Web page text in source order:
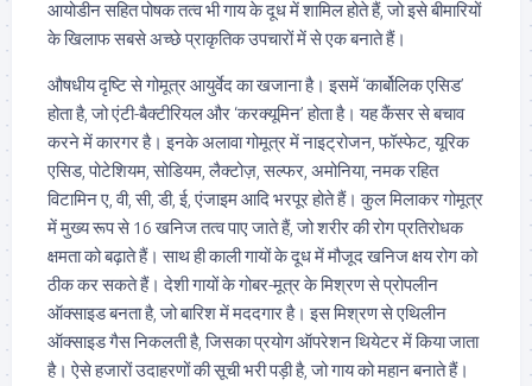
आयोडीन सहित पोषक तत्व भी गाय के दूध में शामिल होते हैं, जो इसे बीमारियों
के खिलाफ सबसे अच्छे प्राकृतिक उपचारों में से एक बनाते हैं।
औषधीय दृष्टि से गोमूत्र आयुर्वेद का खजाना है। इसमें ‘कार्बोलिक एसिड’
होता है, जो एंटी-बैक्टीरियल और ‘करक्यूमिन’ होता है। यह कैंसर से बचाव
करने में कारगर है। इनके अलावा गोमूत्र में नाइट्रोजन, फॉस्फेट, यूरिक
एसिड, पोटेशियम, सोडियम, लैक्टोज़, सल्फर, अमोनिया, नमक रहित
विटामिन ए, वी, सी, डी, ई, एंजाइम आदि भरपूर होते हैं। कुल मिलाकर गोमूत्र
में मुख्य रूप से 16 खनिज तत्व पाए जाते हैं, जो शरीर की रोग प्रतिरोधक
क्षमता को बढ़ाते हैं। साथ ही काली गायों के दूध में मौजूद खनिज क्षय रोग को
ठीक कर सकते हैं। देशी गायों के गोबर-मूत्र के मिश्रण से प्रोपलीन
ऑक्साइड बनता है, जो बारिश में मददगार है। इस मिश्रण से एथिलीन
ऑक्साइड गैस निकलती है, जिसका प्रयोग ऑपरेशन थियेटर में किया जाता
है। ऐसे हजारों उदाहरणों की सूची भरी पड़ी है, जो गाय को महान बनाते हैं।